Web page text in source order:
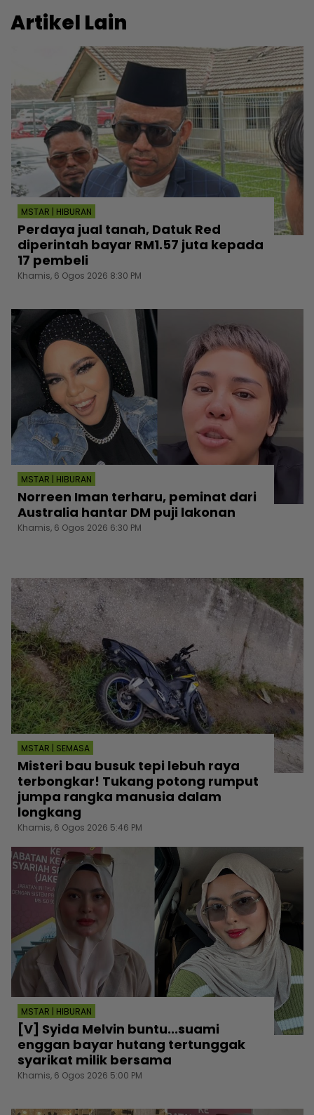
Artikel Lain
MSTAR | HIBURAN
Perdaya jual tanah, Datuk Red
diperintah bayar RM1.57 juta kepada
17 pembeli
Khamis, 6 Ogos 2026 8:30 PM
MSTAR | HIBURAN
Norreen Iman terharu, peminat dari
Australia hantar DM puji lakonan
Khamis, 6 Ogos 2026 6:30 PM
MSTAR | SEMASA
Misteri bau busuk tepi lebuh raya
terbongkar! Tukang potong rumput
jumpa rangka manusia dalam
longkang
Khamis, 6 Ogos 2026 5:46 PM
MSTAR | HIBURAN
[V] Syida Melvin buntu...suami
enggan bayar hutang tertunggak
syarikat milik bersama
Khamis, 6 Ogos 2026 5:00 PM